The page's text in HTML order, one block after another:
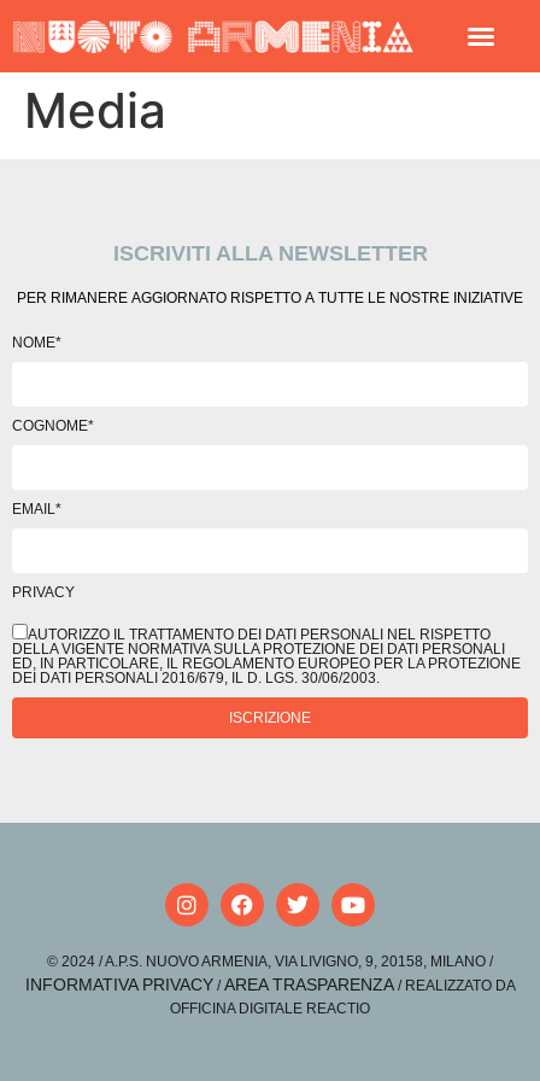
Media
ISCRIVITI ALLA NEWSLETTER
PER RIMANERE AGGIORNATO RISPETTO A TUTTE LE NOSTRE INIZIATIVE
NOME*
COGNOME*
EMAIL*
PRIVACY
AUTORIZZO IL TRATTAMENTO DEI DATI PERSONALI NEL RISPETTO
DELLA VIGENTE NORMATIVA SULLA PROTEZIONE DEI DATI PERSONALI
ED, IN PARTICOLARE, IL REGOLAMENTO EUROPEO PER LA PROTEZIONE
DEI DATI PERSONALI 2016/679, IL D. LGS. 30/06/2003.
ISCRIZIONE
© 2024 / A.P.S. NUOVO ARMENIA, VIA LIVIGNO, 9, 20158, MILANO /
INFORMATIVA PRIVACY /AREA TRASPARENZA/ REALIZZATO DA
OFFICINA DIGITALE REACTIO